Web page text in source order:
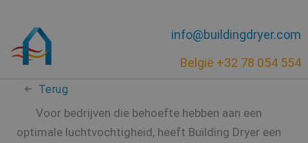
info@buildingdryer.com
België +32 78 054 554
Terug
Voor bedrijven die behoefte hebben aan een
optimale luchtvochtigheid, heeft Building Dryer een